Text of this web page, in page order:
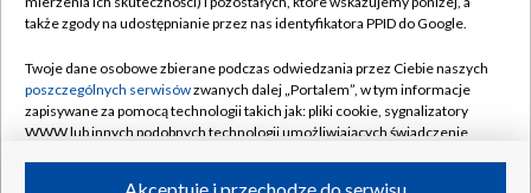
Naziemna Telewizja Cyfrowa
Rada Programowa
System NOS
Informacje o nadawcy
Pomoc
Kontakt
Kanały
także zgody na udostępnianie przez nas identyfikatora PPID do Google.
Twoje dane osobowe zbierane podczas odwiedzania przez Ciebie naszych
poszczególnych serwisówzwanych dalej „Portalem”, w tym informacje
zapisywane za pomocą technologii takich jak: pliki cookie, sygnalizatory
WWW lub innych podobnych technologii umożliwiających świadczenie